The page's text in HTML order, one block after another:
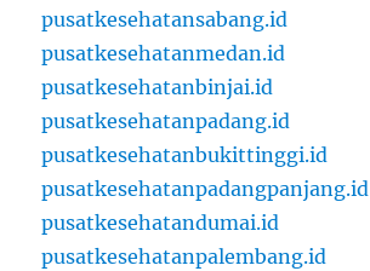
pusatkesehatansabang.id
pusatkesehatanmedan.id
pusatkesehatanbinjai.id
pusatkesehatanpadang.id
pusatkesehatanbukittinggi.id
pusatkesehatanpadangpanjang.id
pusatkesehatandumai.id
pusatkesehatanpalembang.id